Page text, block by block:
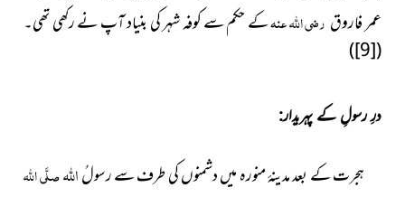
عمر فاروق رضی اللہ عنہکے حکم سے کوفہ شہر کی بنیاد آپ نے رکھی تھی۔
(
[9]
)
درِ رسولِ کے پہریدار:
ہجرت کے بعدمدینۂ منورہ میں دشمنوںکی طرف سے رسولُاللہصلَّی اللہ